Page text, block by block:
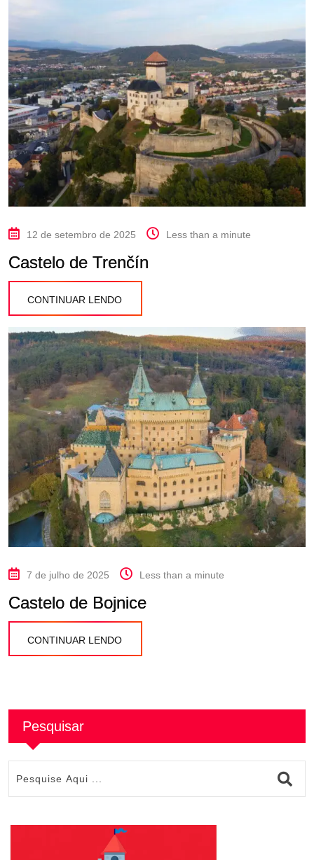
12 de setembro de 2025 Less than a minute
Castelo de Trenčín
CONTINUAR LENDO
7 de julho de 2025 Less than a minute
Castelo de Bojnice
CONTINUAR LENDO
Pesquisar